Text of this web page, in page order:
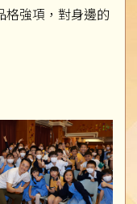
格強項，對身邊的